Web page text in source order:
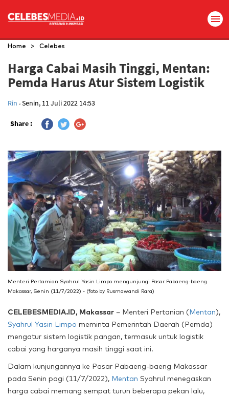
Home > Celebes
Harga Cabai Masih Tinggi, Mentan:
Pemda Harus Atur Sistem Logistik
Rin .Senin, 11 Juli 2022 14:53
Share :
Menteri Pertamian Syahrul Yasin Limpo mengunjungi Pasar Pabaeng-baeng
Makassar, Senin (11/7/2022) - (foto by Rusmawandi Rara)
CELEBESMEDIA.ID, Makassar – Menteri Pertanian (Mentan),
Syahrul Yasin Limpo meminta Pemerintah Daerah (Pemda)
mengatur sistem logistik pangan, termasuk untuk logistik
cabai yang harganya masih tinggi saat ini.
Dalam kunjungannya ke Pasar Pabaeng-baeng Makassar
pada Senin pagi (11/7/2022), Mentan Syahrul menegaskan
harga cabai memang sempat turun beberapa pekan lalu,